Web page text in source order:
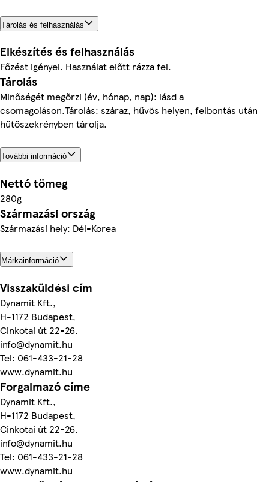
Tárolás és felhasználás
Elkészítés és felhasználás
Főzést igényel. Használat előtt rázza fel.
Tárolás
Minőségét megőrzi (év, hónap, nap): lásd a
csomagoláson.Tárolás: száraz, hűvös helyen, felbontás után
hűtőszekrényben tárolja.
További információ
Nettó tömeg
280g
Származási ország
Származási hely: Dél-Korea
Márkainformáció
Visszaküldési cím
Dynamit Kft.,
H-1172 Budapest,
Cinkotai út 22-26.
info@dynamit.hu
Tel: 061-433-21-28
www.dynamit.hu
Forgalmazó címe
Dynamit Kft.,
H-1172 Budapest,
Cinkotai út 22-26.
info@dynamit.hu
Tel: 061-433-21-28
www.dynamit.hu